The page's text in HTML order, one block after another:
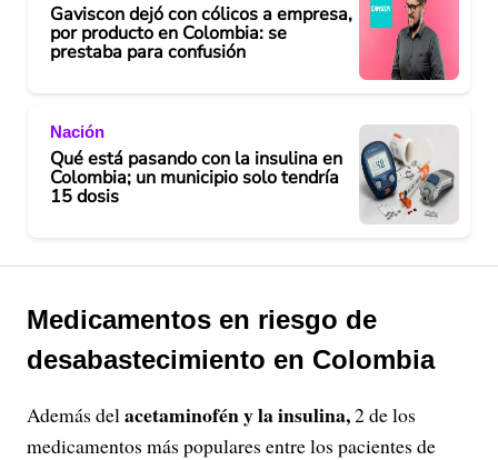
Gaviscon dejó con cólicos a empresa,
por producto en Colombia: se
prestaba para confusión
Nación
Qué está pasando con la insulina en
Colombia; un municipio solo tendría
15 dosis
Medicamentos en riesgo de
desabastecimiento en Colombia
Además delacetaminofén y la insulina,2 de los
medicamentos más populares entre los pacientes de